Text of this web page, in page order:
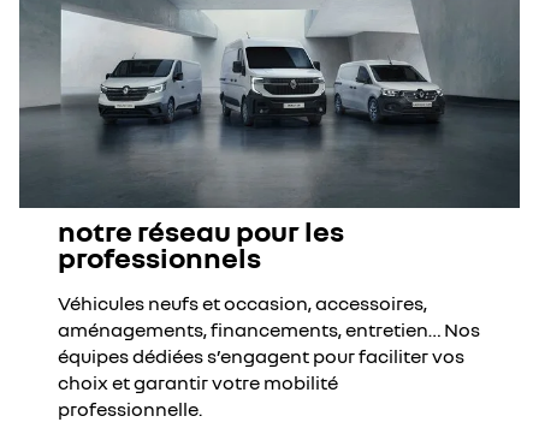
notre réseau pour les
professionnels
Véhicules neufs et occasion, accessoires,
aménagements, financements, entretien… Nos
équipes dédiées s’engagent pour faciliter vos
choix et garantir votre mobilité
professionnelle.